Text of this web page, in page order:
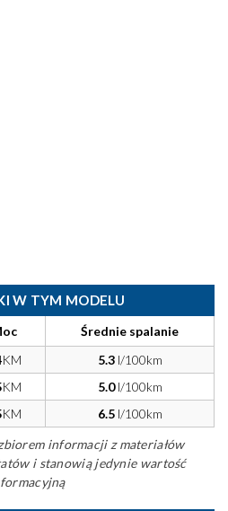
W TYM MODELU
Średnie spalanie
KM 5.3l/100km
KM 5.0l/100km
KM 6.5l/100km
informacji z materiałów
i stanowią jedynie wartość